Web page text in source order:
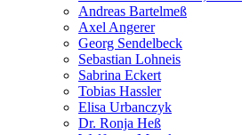
Andreas Bartelmeß
Axel Angerer
Georg Sendelbeck
Sebastian Lohneis
Sabrina Eckert
Tobias Hassler
Elisa Urbanczyk
Dr. Ronja Heß